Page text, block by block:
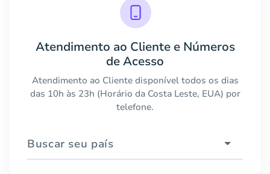
Atendimento ao Cliente e Números
de Acesso
Atendimento ao Cliente disponível todos os dias
das 10h às 23h (Horário da Costa Leste, EUA) por
telefone.
Buscar seu país